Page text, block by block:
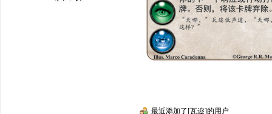
最近添加了[瓦迩]的用户